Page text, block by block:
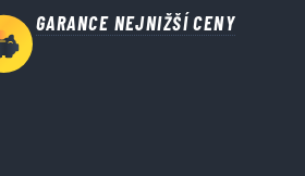
GARANCE NEJNIŽŠÍ CENY